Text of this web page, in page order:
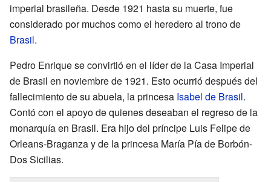
imperial brasileña. Desde 1921 hasta su muerte, fue
considerado por muchos como el heredero al trono de
Brasil.
Pedro Enrique se convirtió en el líder de la Casa Imperial
de Brasil en noviembre de 1921. Esto ocurrió después del
fallecimiento de su abuela, la princesa Isabel de Brasil.
Contó con el apoyo de quienes deseaban el regreso de la
monarquía en Brasil. Era hijo del príncipe Luis Felipe de
Orleans-Braganza y de la princesa María Pía de Borbón-
Dos Sicilias.